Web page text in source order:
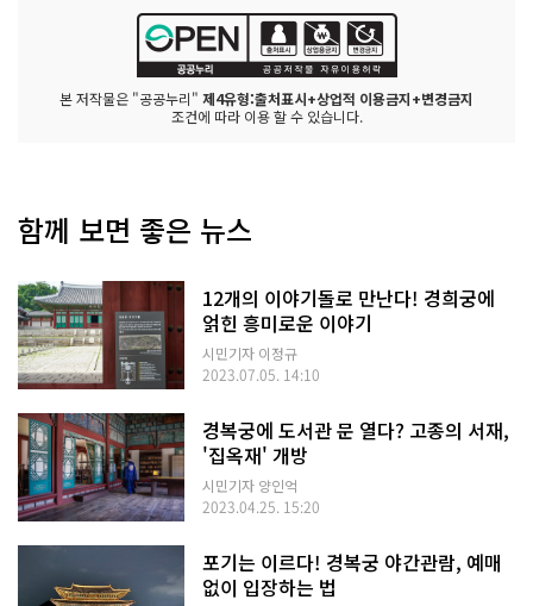
본 저작물은 "공공누리" 제4유형:출처표시+상업적 이용금지+변경금지
조건에 따라 이용 할 수 있습니다.
함께 보면 좋은 뉴스
12개의 이야기돌로 만난다! 경희궁에
얽힌 흥미로운 이야기
시민기자 이정규
2023.07.05. 14:10
경복궁에 도서관 문 열다? 고종의 서재,
'집옥재' 개방
시민기자 양인억
2023.04.25. 15:20
포기는 이르다! 경복궁 야간관람, 예매
없이 입장하는 법